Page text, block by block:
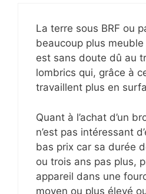
La terre sous BRF ou
beaucoup plus
est sans doute dû au
lombrics qui, grâce à
travaillent plus en
Quant à l’achat d’un
n’est pas intéressant
bas prix car sa durée
ou trois ans pas plus,
appareil dans une
moyen ou plus élevé